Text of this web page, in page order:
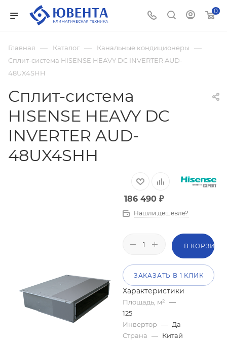
0
Главная — Каталог — Канальные кондиционеры —
Сплит-система HISENSE HEAVY DC INVERTER AUD-
48UX4SHH
Сплит-система
HISENSE HEAVY DC
INVERTER AUD-
48UX4SHH
186 490₽
Нашли дешевле?
В КОРЗИНУ
ЗАКАЗАТЬ В 1 КЛИК
Характеристики
Площадь, м² —
125
Инвертор — Да
Страна — Китай